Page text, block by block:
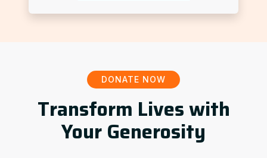
DONATE NOW
Transform Lives with
Your Generosity